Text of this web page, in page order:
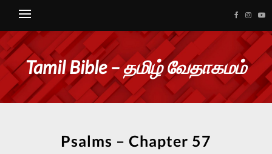
Tamil Bible – தமிழ் வேதாகமம்
Psalms – Chapter 57